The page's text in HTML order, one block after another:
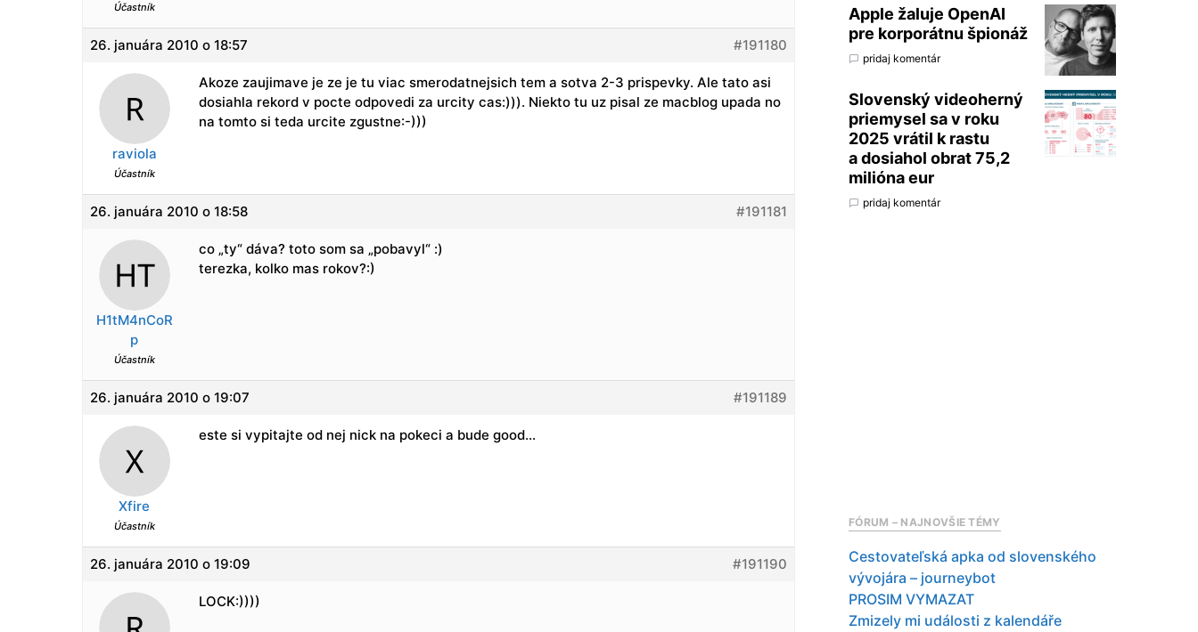
Účastník
26. januára 2010 o 18:57 #191180
raviola
Účastník
Akoze zaujimave je ze je tu viac smerodatnejsich tem a sotva 2-3 prispevky. Ale tato asi
dosiahla rekord v pocte odpovedi za urcity cas:))). Niekto tu uz pisal ze macblog upada no
na tomto si teda urcite zgustne:-)))
26. januára 2010 o 18:58 #191181
H1tM4nCoR
p
Účastník
co „ty“ dáva? toto som sa „pobavyl“ :)
terezka, kolko mas rokov?:)
26. januára 2010 o 19:07 #191189
Xfire
Účastník
este si vypitajte od nej nick na pokeci a bude good…
26. januára 2010 o 19:09 #191190
LOCK:))))
Apple žaluje OpenAI
pre korporátnu špionáž
pridaj komentár
Slovenský videoherný
priemysel sa v roku
2025 vrátil k rastu
a dosiahol obrat 75,2
milióna eur
pridaj komentár
FÓRUM – NAJNOVŠIE TÉMY
Cestovateľská apka od slovenského
vývojára – journeybot
PROSIM VYMAZAT
Zmizely mi události z kalendáře